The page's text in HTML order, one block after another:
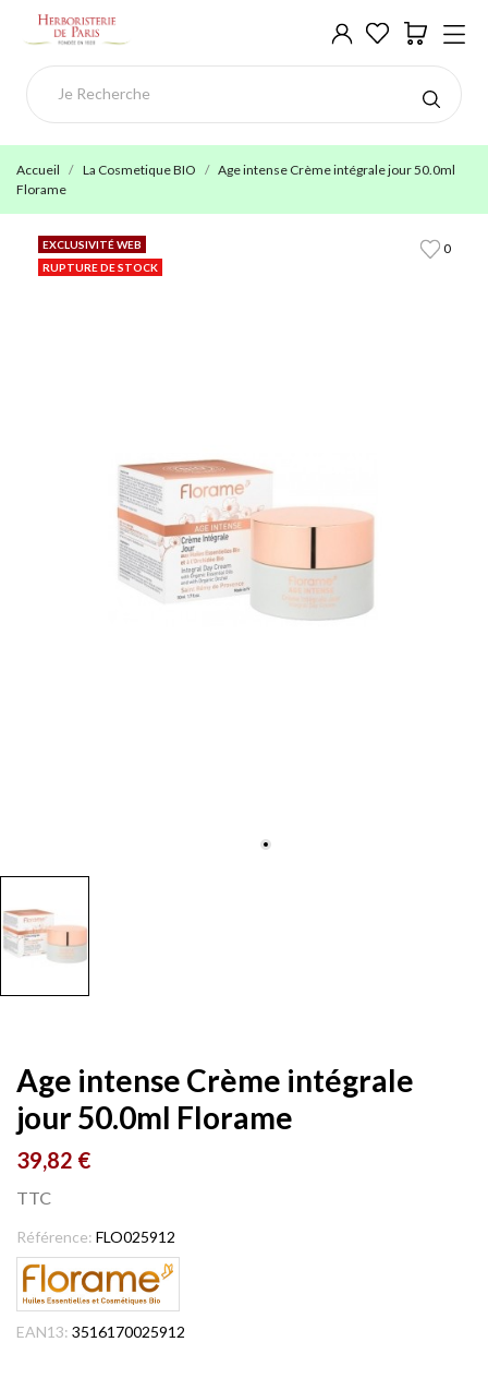
Accueil La Cosmetique BIO
Age intense Crème intégrale jour 50.0ml
Florame
0
EXCLUSIVITÉ WEB
RUPTURE DE STOCK
Age intense Crème intégrale
jour 50.0ml Florame
39,82 €
TTC
Référence: FLO025912
EAN13: 3516170025912